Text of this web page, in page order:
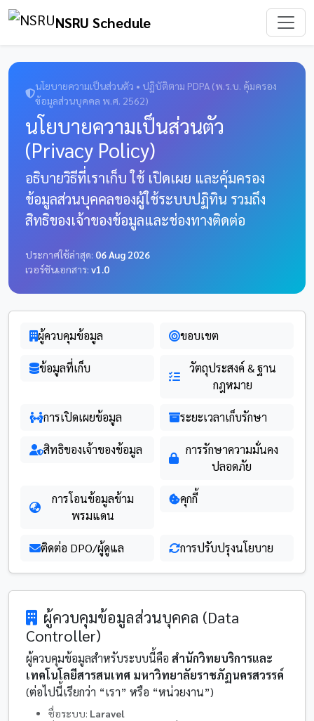
NSRU Schedule
นโยบายความเป็นส่วนตัว • ปฏิบัติตาม PDPA (พ.ร.บ. คุ้มครอง
ข้อมูลส่วนบุคคล พ.ศ. 2562)
นโยบายความเป็นส่วนตัว
(Privacy Policy)
อธิบายวิธีที่เราเก็บ ใช้ เปิดเผย และคุ้มครอง
ข้อมูลส่วนบุคคลของผู้ใช้ระบบปฏิทิน รวมถึง
สิทธิของเจ้าของข้อมูลและช่องทางติดต่อ
ประกาศใช้ล่าสุด: 06 Aug 2026
เวอร์ชันเอกสาร: v1.0
ผู้ควบคุมข้อมูล ขอบเขต
ข้อมูลที่เก็บ
วัตถุประสงค์ & ฐาน
กฎหมาย
การเปิดเผยข้อมูล ระยะเวลาเก็บรักษา
สิทธิของเจ้าของข้อมูล
การรักษาความมั่นคง
ปลอดภัย
การโอนข้อมูลข้าม
พรมแดน
คุกกี้
ติดต่อ DPO/ผู้ดูแล การปรับปรุงนโยบาย
ผู้ควบคุมข้อมูลส่วนบุคคล (Data
Controller)
ผู้ควบคุมข้อมูลสำหรับระบบนี้คือ สำนักวิทยบริการและ
เทคโนโลยีสารสนเทศ มหาวิทยาลัยราชภัฏนครสวรรค์
(ต่อไปนี้เรียกว่า “เรา” หรือ “หน่วยงาน”)
ชื่อระบบ: Laravel